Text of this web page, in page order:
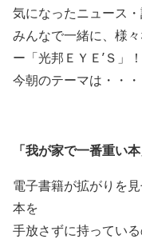
気になったニュース
みんなで一緒に、様
ー「光邦ＥＹＥ’Ｓ」！
今朝のテーマは・・・
「我が家で一番重い本
電子書籍が拡がりを
本を
手放さずに持ってい